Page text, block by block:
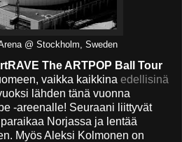
@ Stockholm, Sweden
The ARTPOP Ball Tour
vaikka kaikkina edellisinä
lähden tänä vuonna
-areenalle! Seuraani liittyvät
Norjassa ja lentää
Myös Aleksi Kolmonen on